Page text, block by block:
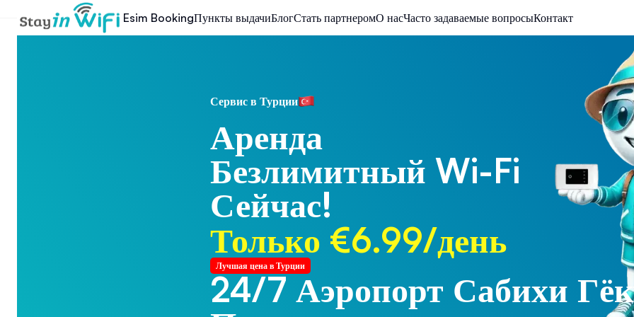
Esim BookingПункты выдачиБлогСтать партнеромО насЧасто задаваемые вопросыКонтакт
Сервис в Турции
Аренда
Безлимитный Wi-Fi
Сейчас!
Только €6.99/день
Лучшая цена в Турции
24/7 Аэропорт Сабихи
24/7 Аэропорт Трабзона